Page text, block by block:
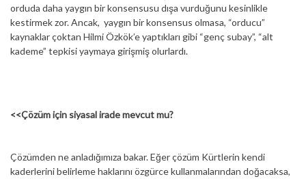
orduda daha yaygın bir konsensusu dışa vurduğunu kesinlikle
kestirmek zor. Ancak, yaygın bir konsensus olmasa, “orducu”
kaynaklar çoktan Hilmi Özkök’e yaptıkları gibi “genç subay”, “alt
kademe” tepkisi yaymaya girişmiş olurlardı.
<<Çözüm için siyasal irade mevcut mu?
Çözümden ne anladığımıza bakar. Eğer çözüm Kürtlerin kendi
kaderlerini belirleme haklarını özgürce kullanmalarından doğacaksa,